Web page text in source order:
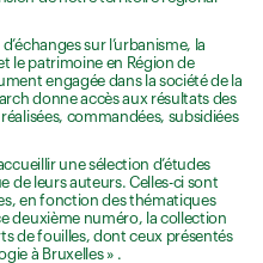
sur l’urbanisme, la
le patrimoine en Région de
engagée dans la société de la
donne accès aux résultats des
commandées, subsidiées
une sélection d’études
de leurs auteurs. Celles-ci sont
en fonction des thématiques
deuxième numéro, la collection
de fouilles, dont ceux présentés
à Bruxelles » .